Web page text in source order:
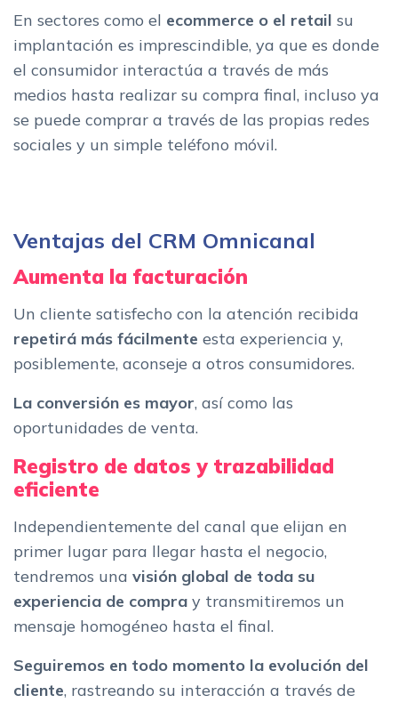
En sectores como el ecommerce o el retail su
implantación es imprescindible, ya que es donde
el consumidor interactúa a través de más
medios hasta realizar su compra final, incluso ya
se puede comprar a través de las propias redes
sociales y un simple teléfono móvil.
Ventajas del CRM Omnicanal
Aumenta la facturación
Un cliente satisfecho con la atención recibida
repetirá más fácilmente esta experiencia y,
posiblemente, aconseje a otros consumidores.
La conversión es mayor, así como las
oportunidades de venta.
Registro de datos y trazabilidad
eficiente
Independientemente del canal que elijan en
primer lugar para llegar hasta el negocio,
tendremos una visión global de toda su
experiencia de compra y transmitiremos un
mensaje homogéneo hasta el final.
Seguiremos en todo momento la evolución del
cliente, rastreando su interacción a través de